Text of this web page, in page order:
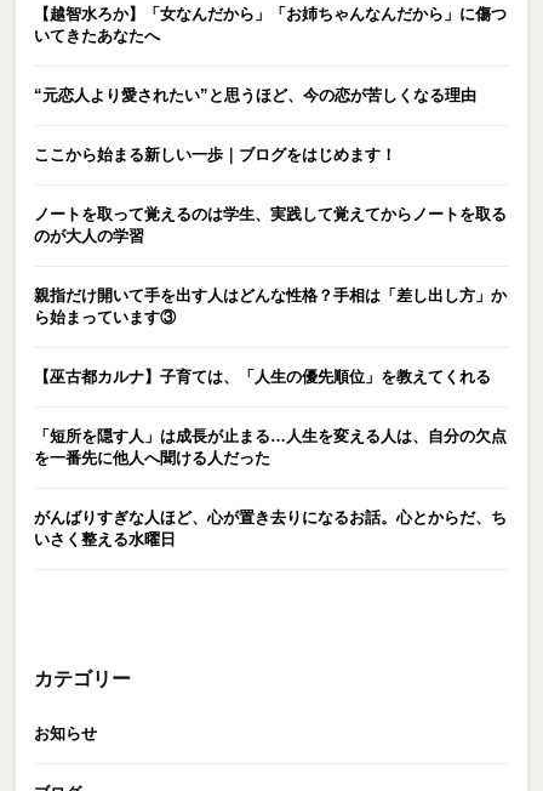
【越智水ろか】「女なんだから」「お姉ちゃんなんだから」に傷つ
いてきたあなたへ
“元恋人より愛されたい”と思うほど、今の恋が苦しくなる理由
ここから始まる新しい一歩｜ブログをはじめます！
ノートを取って覚えるのは学生、実践して覚えてからノートを取る
のが大人の学習
親指だけ開いて手を出す人はどんな性格？手相は「差し出し方」か
ら始まっています③
【巫古都カルナ】子育ては、「人生の優先順位」を教えてくれる
「短所を隠す人」は成長が止まる…人生を変える人は、自分の欠点
を一番先に他人へ聞ける人だった
がんばりすぎな人ほど、心が置き去りになるお話。心とからだ、ち
いさく整える水曜日
カテゴリー
お知らせ